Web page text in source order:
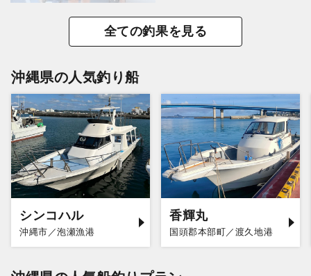
全ての釣果を見る
沖縄県の人気釣り船
シンコハル
沖縄市／泡瀬漁港
香輝丸
国頭郡本部町／渡久地港